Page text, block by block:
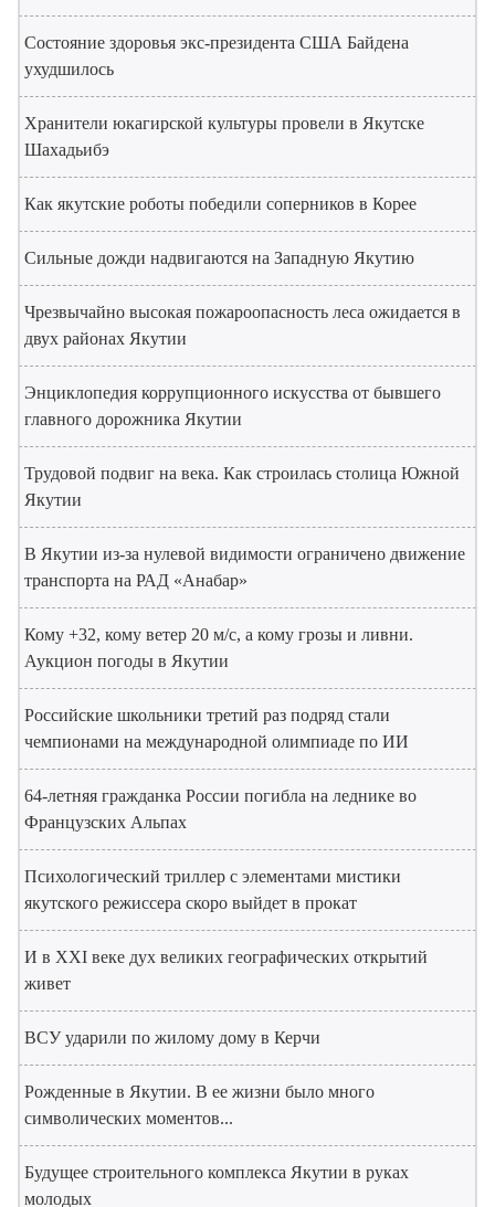
Состояние здоровья экс-президента США Байдена
ухудшилось
Хранители юкагирской культуры провели в Якутске
Шахадьибэ
Как якутские роботы победили соперников в Корее
Сильные дожди надвигаются на Западную Якутию
Чрезвычайно высокая пожароопасность леса ожидается в
двух районах Якутии
Энциклопедия коррупционного искусства от бывшего
главного дорожника Якутии
Трудовой подвиг на века. Как строилась столица Южной
Якутии
В Якутии из-за нулевой видимости ограничено движение
транспорта на РАД «Анабар»
Кому +32, кому ветер 20 м/с, а кому грозы и ливни.
Аукцион погоды в Якутии
Российские школьники третий раз подряд стали
чемпионами на международной олимпиаде по ИИ
64-летняя гражданка России погибла на леднике во
Французских Альпах
Психологический триллер с элементами мистики
якутского режиссера скоро выйдет в прокат
И в XXI веке дух великих географических открытий
живет
ВСУ ударили по жилому дому в Керчи
Рожденные в Якутии. В ее жизни было много
символических моментов...
Будущее строительного комплекса Якутии в руках
молодых